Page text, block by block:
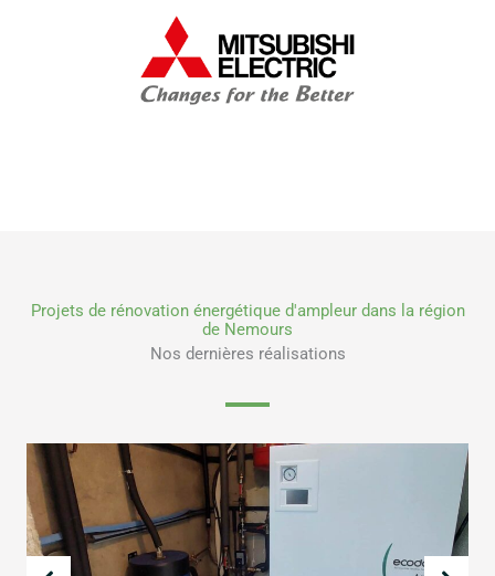
Projets de rénovation énergétique d'ampleur dans la région
de Nemours
Nos dernières réalisations